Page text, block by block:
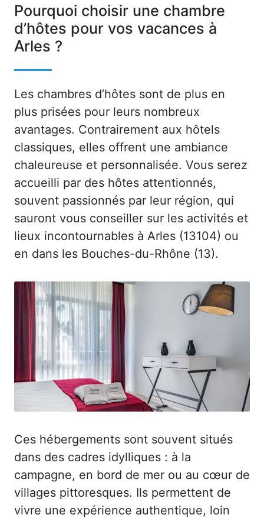
Pourquoi choisir une chambre
d’hôtes pour vos vacances à
Arles ?
Les chambres d’hôtes sont de plus en
plus prisées pour leurs nombreux
avantages. Contrairement aux hôtels
classiques, elles offrent une ambiance
chaleureuse et personnalisée. Vous serez
accueilli par des hôtes attentionnés,
souvent passionnés par leur région, qui
sauront vous conseiller sur les activités et
lieux incontournables à Arles (13104) ou
en dans les Bouches-du-Rhône (13).
Ces hébergements sont souvent situés
dans des cadres idylliques : à la
campagne, en bord de mer ou au cœur de
villages pittoresques. Ils permettent de
vivre une expérience authentique, loin